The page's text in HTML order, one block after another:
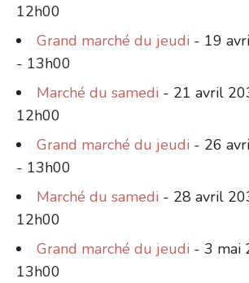
12h00
Grand marché du jeudi - 19
- 13h00
Marché du samedi - 21 avril
12h00
Grand marché du jeudi - 26
- 13h00
Marché du samedi - 28 avril
12h00
Grand marché du jeudi - 3 mai
13h00